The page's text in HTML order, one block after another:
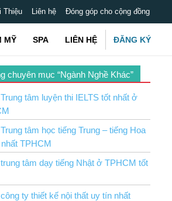
Thiệu Liên hệ Đóng góp cho cộng đồng
MỸ SPA LIÊN HỆ ĐĂNG KÝ
chuyên mục “Ngành Nghề Khác”
tâm luyện thi IELTS tốt nhất ở
tâm học tiếng Trung – tiếng Hoa
TPHCM
trung tâm dạy tiếng Nhật ở TPHCM tốt
ty thiết kế nội thất uy tín nhất